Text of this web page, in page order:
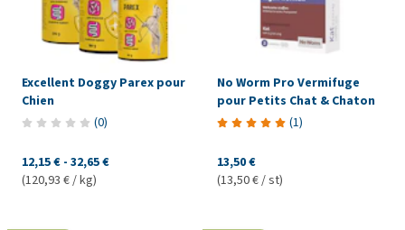
Excellent Doggy Parex pour
Chien
(0)
12,15 € - 32,65 €
(120,93 € / kg)
No Worm Pro Vermifuge
pour Petits Chat & Chaton
(1)
13,50 €
(13,50 € / st)